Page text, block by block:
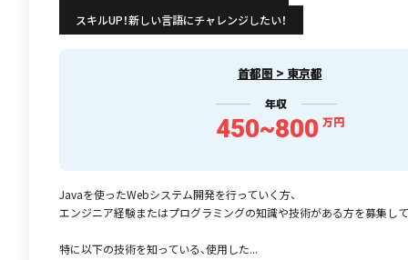
スキルUP！新しい言語にチャレンジしたい！
首都圏 > 東京都
年収
450~800 万円
Javaを使ったWebシステム開発を行っていく方、
エンジニア経験またはプログラミングの知識や技術がある方を募集し
特に以下の技術を知っている、使用した...